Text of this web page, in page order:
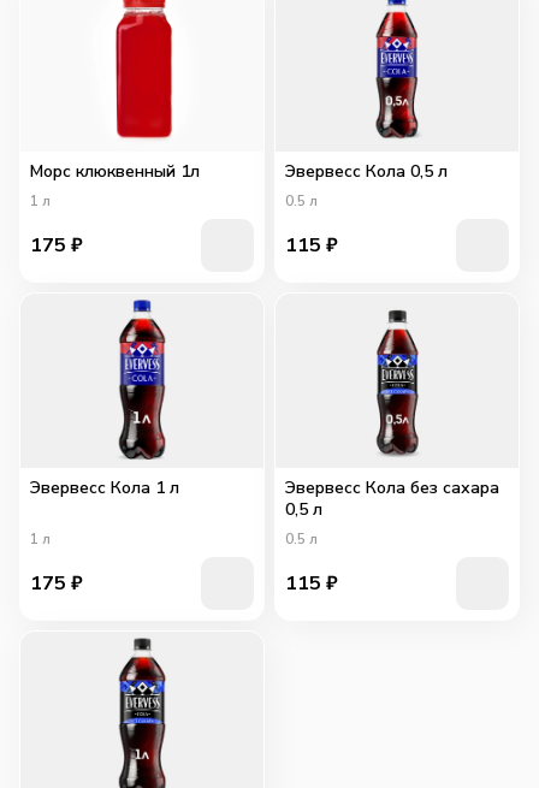
Морс клюквенный 1л
1 л
175 ₽
Эвервесс Кола 0,5 л
0.5 л
115 ₽
Эвервесс Кола 1 л
1 л
175 ₽
Эвервесс Кола без сахара
0,5 л
0.5 л
115 ₽